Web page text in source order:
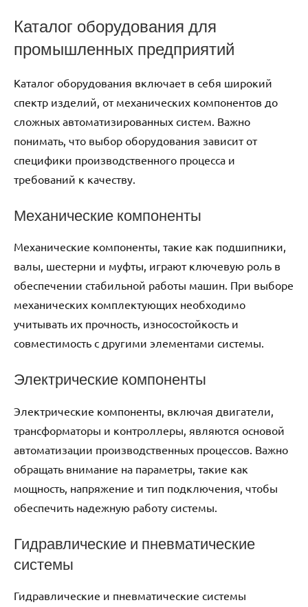
Каталог оборудования для
промышленных предприятий
Каталог оборудования включает в себя широкий
спектр изделий, от механических компонентов до
сложных автоматизированных систем. Важно
понимать, что выбор оборудования зависит от
специфики производственного процесса и
требований к качеству.
Механические компоненты
Механические компоненты, такие как подшипники,
валы, шестерни и муфты, играют ключевую роль в
обеспечении стабильной работы машин. При выборе
механических комплектующих необходимо
учитывать их прочность, износостойкость и
совместимость с другими элементами системы.
Электрические компоненты
Электрические компоненты, включая двигатели,
трансформаторы и контроллеры, являются основой
автоматизации производственных процессов. Важно
обращать внимание на параметры, такие как
мощность, напряжение и тип подключения, чтобы
обеспечить надежную работу системы.
Гидравлические и пневматические
системы
Гидравлические и пневматические системы